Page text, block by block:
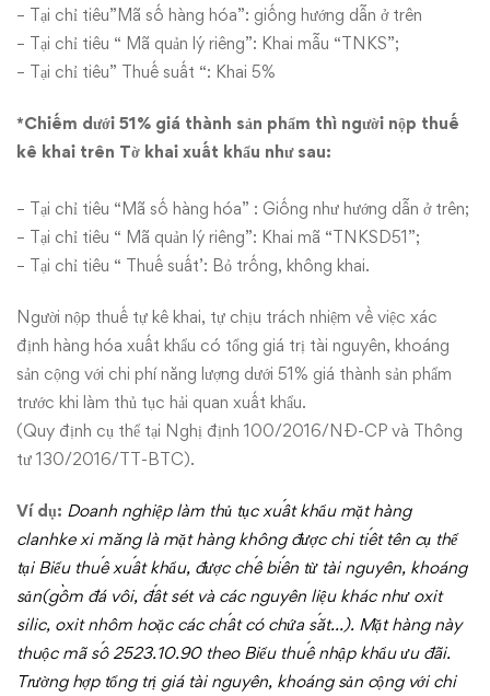
– Tại chỉ tiêu”Mã số hàng hóa”: giống hướng dẫn ở trên
– Tại chỉ tiêu “ Mã quản lý riêng”: Khai mẫu “TNKS”;
– Tại chỉ tiêu” Thuế suất “: Khai 5%
*Chiếm dưới 51% giá thành sản phẩm thì người nộp thuế
kê khai trên Tờ khai xuất khẩu như sau:
– Tại chỉ tiêu “Mã số hàng hóa” : Giống như hướng dẫn ở trên;
– Tại chỉ tiêu “ Mã quản lý riêng”: Khai mã “TNKSD51”;
– Tại chỉ tiêu “ Thuế suất’: Bỏ trống, không khai.
Người nộp thuế tự kê khai, tự chịu trách nhiệm về việc xác
định hàng hóa xuất khẩu có tổng giá trị tài nguyên, khoáng
sản cộng với chi phí năng lượng dưới 51% giá thành sản phẩm
trước khi làm thủ tục hải quan xuất khẩu.
(Quy định cụ thể tại Nghị định 100/2016/NĐ-CP và Thông
tư 130/2016/TT-BTC).
Ví dụ: Doanh nghiệp làm thủ tục xuất khẩu mặt hàng
clanhke xi măng là mặt hàng không được chi tiết tên cụ thể
tại Biểu thuế xuất khẩu, được chế biến từ tài nguyên, khoáng
sản(gồm đá vôi, đất sét và các nguyên liệu khác như oxit
silic, oxit nhôm hoặc các chất có chứa sắt…). Mặt hàng này
thuộc mã số 2523.10.90 theo Biểu thuế nhập khẩu ưu đãi.
Trường hợp tổng trị giá tài nguyên, khoáng sản cộng với chi